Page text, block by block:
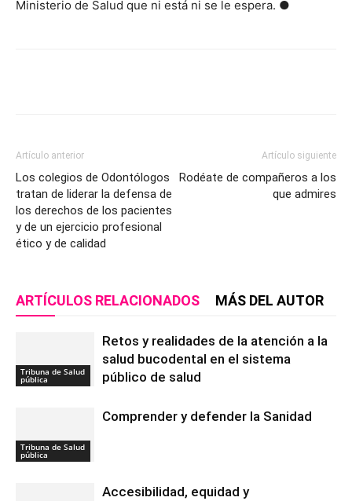
Ministerio de Salud que ni está ni se le espera. ●
Artículo anterior
Los colegios de Odontólogos
tratan de liderar la defensa de
los derechos de los pacientes
y de un ejercicio profesional
ético y de calidad
Artículo siguiente
Rodéate de compañeros a los
que admires
ARTÍCULOS RELACIONADOS MÁS DEL AUTOR
Tribuna de Salud
pública
Retos y realidades de la atención a la
salud bucodental en el sistema
público de salud
Tribuna de Salud
pública
Comprender y defender la Sanidad
Accesibilidad, equidad y